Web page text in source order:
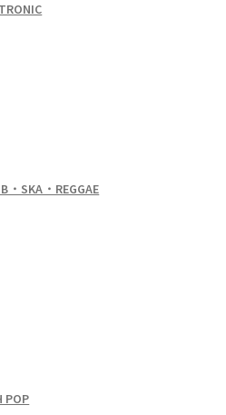
SKA・REGGAE
POP